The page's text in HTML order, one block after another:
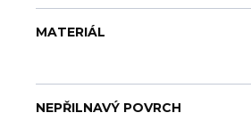
MATERIÁL
NEPŘILNAVÝ POVRCH